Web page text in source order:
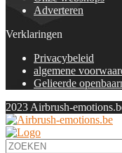
Adverteren
Verklaringen
Privacybeleid
algemene
Gelieerde
2023 Airbrush-